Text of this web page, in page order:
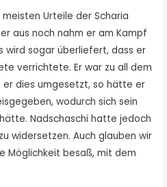
Urteile der Scharia
aus noch nahm er am Kampf
wird sogar überliefert, dass er
verrichtete. Er war zu all dem
dies umgesetzt, so hätte er
wodurch sich sein
Nadschaschi hatte jedoch
widersetzen. Auch glauben wir
Möglichkeit besaß, mit dem